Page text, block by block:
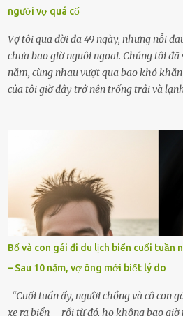
người vợ quá cố
Vợ tôi qua đời đã 49 ngày, nhưng nỗi
chưa bao giờ nguôi ngoai. Chúng tôi đã
năm, cùng nhau vượt qua bao khó
của tôi giờ đây trở nên trống trải và
rơi vào khoảng trống vô tận, chẳng
ngồi lặng lẽ nhớ về cô ấy. Nhưng cuộc
chìm đắm trong đau khổ. Họ hàng,
thiết đã đến bên, giúp tôi tổ chức tang
ngày giỗ đầu tiên của vợ, 49 ngày sau
mãi.Buổi sáng hôm đó, sau khi cúng
sắp xếp lại bàn thờ vợ. Mọi thứ vẫn
đó kỳ lạ mà tôi không thể giải thích
cúi xuống lau chùi bát hương, một
tôi giật mình. Và rồi, một chuyện kinh...
Bố và con gái đi du lịch biển cuối
– Sau 10 năm, vợ ông mới biết lý do
“Cuối tuần ấy, người chồng và cô con
xe ra biển – rồi từ đó, họ không bao giờ